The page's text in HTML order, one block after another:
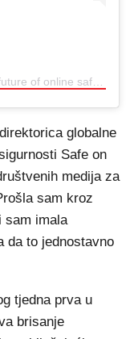
globalne
Safe on
medija za
sam kroz
sam imala
da to jednostavno
tjedna prva u
brisanje